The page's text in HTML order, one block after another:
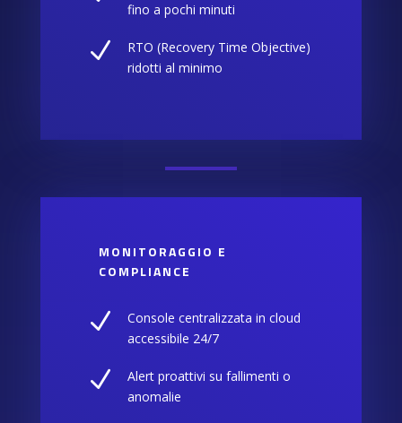
fino a pochi minuti
N
RTO (Recovery Time Objective)
ridotti al minimo
MONITORAGGIO E
COMPLIANCE
N
Console centralizzata in cloud
accessibile 24/7
N
Alert proattivi su fallimenti o
anomalie